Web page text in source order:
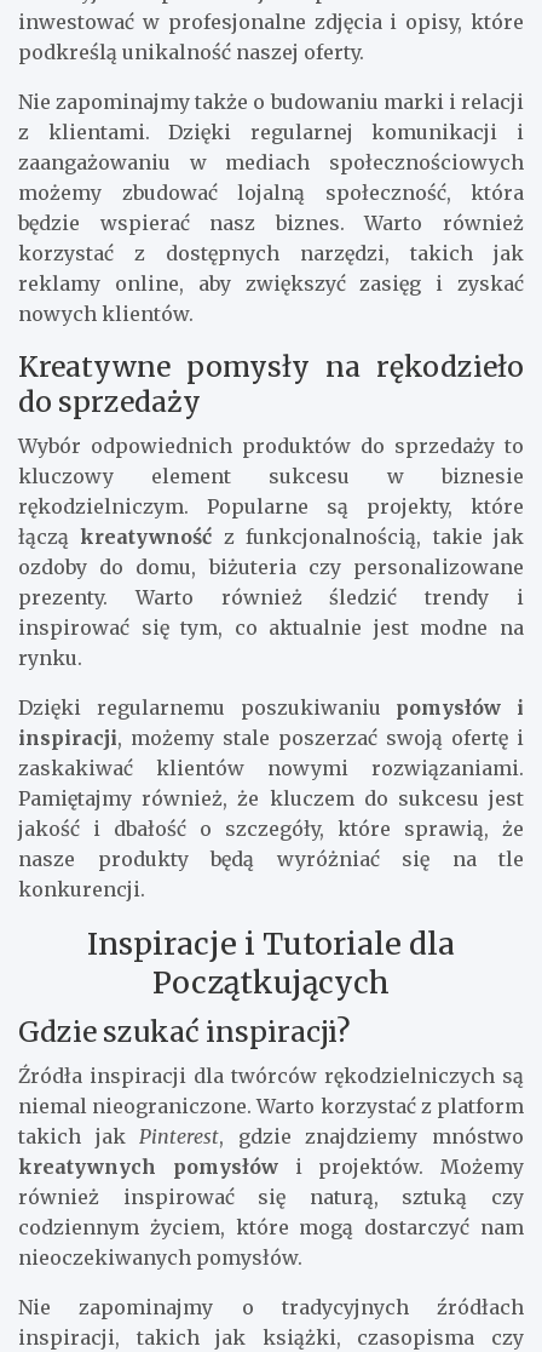
inwestować w profesjonalne zdjęcia i opisy, które
podkreślą unikalność naszej oferty.
Nie zapominajmy także o budowaniu marki i relacji
z klientami. Dzięki regularnej komunikacji i
zaangażowaniu w mediach społecznościowych
możemy zbudować lojalną społeczność, która
będzie wspierać nasz biznes. Warto również
korzystać z dostępnych narzędzi, takich jak
reklamy online, aby zwiększyć zasięg i zyskać
nowych klientów.
Kreatywne pomysły na rękodzieło
do sprzedaży
Wybór odpowiednich produktów do sprzedaży to
kluczowy element sukcesu w biznesie
rękodzielniczym. Popularne są projekty, które
łącząkreatywność z funkcjonalnością, takie jak
ozdoby do domu, biżuteria czy personalizowane
prezenty. Warto również śledzić trendy i
inspirować się tym, co aktualnie jest modne na
rynku.
Dzięki regularnemu poszukiwaniu pomysłów i
inspiracji, możemy stale poszerzać swoją ofertę i
zaskakiwać klientów nowymi rozwiązaniami.
Pamiętajmy również, że kluczem do sukcesu jest
jakość i dbałość o szczegóły, które sprawią, że
nasze produkty będą wyróżniać się na tle
konkurencji.
Inspiracje i Tutoriale dla
Początkujących
Gdzie szukać inspiracji?
Źródła inspiracji dla twórców rękodzielniczych są
niemal nieograniczone. Warto korzystać z platform
takich jakPinterest, gdzie znajdziemy mnóstwo
kreatywnych pomysłówi projektów. Możemy
również inspirować się naturą, sztuką czy
codziennym życiem, które mogą dostarczyć nam
nieoczekiwanych pomysłów.
Nie zapominajmy o tradycyjnych źródłach
inspiracji, takich jak książki, czasopisma czy